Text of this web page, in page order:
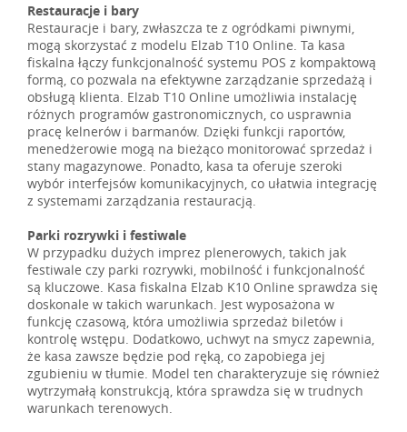
Restauracje i bary
Restauracje i bary, zwłaszcza te z ogródkami piwnymi,
mogą skorzystać z modelu Elzab T10 Online. Ta kasa
fiskalna łączy funkcjonalność systemu POS z kompaktową
formą, co pozwala na efektywne zarządzanie sprzedażą i
obsługą klienta. Elzab T10 Online umożliwia instalację
różnych programów gastronomicznych, co usprawnia
pracę kelnerów i barmanów. Dzięki funkcji raportów,
menedżerowie mogą na bieżąco monitorować sprzedaż i
stany magazynowe. Ponadto, kasa ta oferuje szeroki
wybór interfejsów komunikacyjnych, co ułatwia integrację
z systemami zarządzania restauracją.
Parki rozrywki i festiwale
W przypadku dużych imprez plenerowych, takich jak
festiwale czy parki rozrywki, mobilność i funkcjonalność
są kluczowe. Kasa fiskalna Elzab K10 Online sprawdza się
doskonale w takich warunkach. Jest wyposażona w
funkcję czasową, która umożliwia sprzedaż biletów i
kontrolę wstępu. Dodatkowo, uchwyt na smycz zapewnia,
że kasa zawsze będzie pod ręką, co zapobiega jej
zgubieniu w tłumie. Model ten charakteryzuje się również
wytrzymałą konstrukcją, która sprawdza się w trudnych
warunkach terenowych.